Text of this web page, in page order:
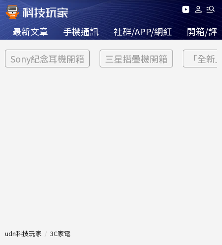
最新文章 手機通訊 社群/APP/網紅 開箱/評
Sony紀念耳機開箱 三星摺疊機開箱 「全新
udn科技玩家 3C家電